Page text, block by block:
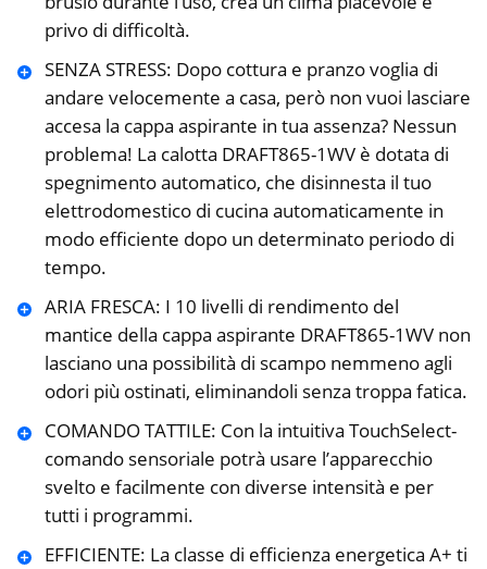
privo di difficoltà.
SENZA STRESS: Dopo cottura e pranzo voglia di
andare velocemente a casa, però non vuoi lasciare
accesa la cappa aspirante in tua assenza? Nessun
problema! La calotta DRAFT865-1WV è dotata di
spegnimento automatico, che disinnesta il tuo
elettrodomestico di cucina automaticamente in
modo efficiente dopo un determinato periodo di
tempo.
ARIA FRESCA: I 10 livelli di rendimento del
mantice della cappa aspirante DRAFT865-1WV non
lasciano una possibilità di scampo nemmeno agli
odori più ostinati, eliminandoli senza troppa fatica.
COMANDO TATTILE: Con la intuitiva TouchSelect-
comando sensoriale potrà usare l’apparecchio
svelto e facilmente con diverse intensità e per
tutti i programmi.
EFFICIENTE: La classe di efficienza energetica A+ ti